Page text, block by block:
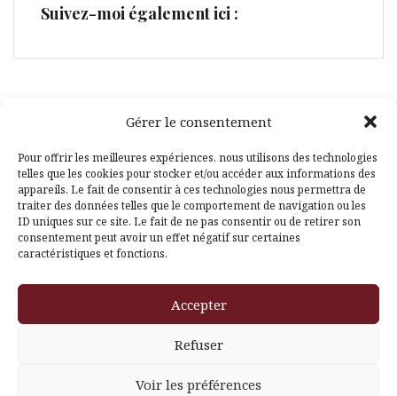
Gérer le consentement
Pour offrir les meilleures expériences, nous utilisons des technologies
telles que les cookies pour stocker et/ou accéder aux informations des
appareils. Le fait de consentir à ces technologies nous permettra de
traiter des données telles que le comportement de navigation ou les
ID uniques sur ce site. Le fait de ne pas consentir ou de retirer son
consentement peut avoir un effet négatif sur certaines
caractéristiques et fonctions.
Accepter
Refuser
Voir les préférences
Suivez-moi également ici :
Facebook
Pinterest
Themeisle